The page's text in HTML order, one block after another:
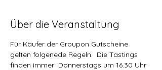
Über die Veranstaltung
Für Käufer der Groupon Gutscheine
gelten folgenede Regeln.  Die Tastings
finden immer  Donnerstags um 16.30 Uhr